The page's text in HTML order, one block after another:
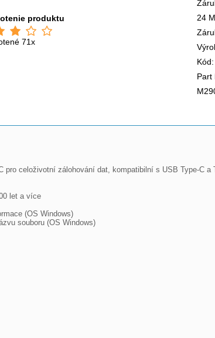
produktu
71x
24
Kód:
Part
celoživotní zálohování dat, kompatibilní s USB Type-C a
let a více
(OS Windows)
souboru (OS Windows)